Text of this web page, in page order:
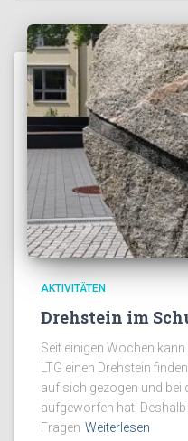
AKTIVITÄTEN
Drehstein im
Seit einigen Wochen
LTG einen Drehstein
auf sich gezogen und bei
aufgeworfen hat.
Fragen Weiterlesen